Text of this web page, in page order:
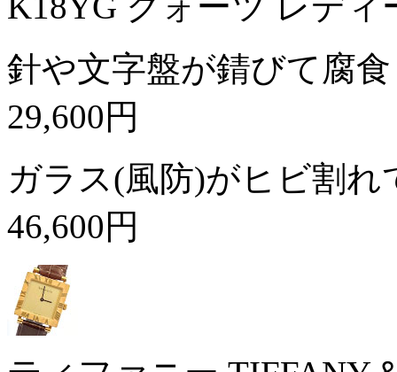
針や文字盤が錆びて腐
29,600円
ガラス(風防)がヒビ割
46,600円